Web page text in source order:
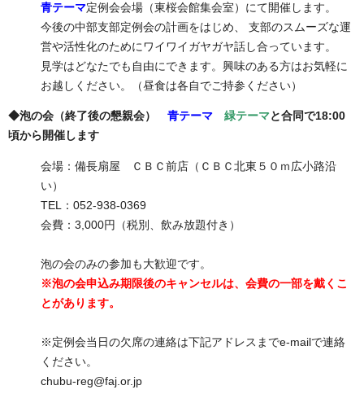
青テーマ定例会会場（東桜会館集会室）にて開催します。
今後の中部支部定例会の計画をはじめ、 支部のスムーズな運
営や活性化のためにワイワイガヤガヤ話し合っています。
見学はどなたでも自由にできます。興味のある方はお気軽に
お越しください。（昼食は各自でご持参ください）
◆泡の会（終了後の懇親会） 青テーマ 緑テーマと合同で18:00
頃から開催します
会場：備長扇屋 ＣＢＣ前店（ＣＢＣ北東５０ｍ広小路沿
い）
TEL：052-938-0369
会費：3,000円（税別、飲み放題付き）
泡の会のみの参加も大歓迎です。
※泡の会申込み期限後のキャンセルは、会費の一部を戴くこ
とがあります。
※定例会当日の欠席の連絡は下記アドレスまでe-mailで連絡
ください。
chubu-reg@faj.or.jp